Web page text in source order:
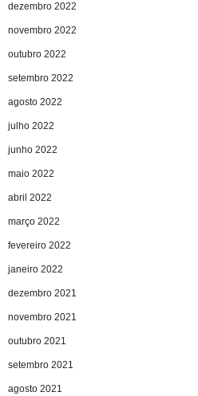
dezembro 2022
novembro 2022
outubro 2022
setembro 2022
agosto 2022
julho 2022
junho 2022
maio 2022
abril 2022
março 2022
fevereiro 2022
janeiro 2022
dezembro 2021
novembro 2021
outubro 2021
setembro 2021
agosto 2021